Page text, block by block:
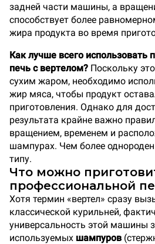
задней части машины, а
способствует более
жира продукта во время
Как лучше всего использовать
печь с вертелом? Поскольку
сухим жаром, необходимо
жир мяса, чтобы продукт
приготовления. Однако для
результата крайне важно
вращением, временем и
шампурах. Чем более
типу.
Что можно
профессиональной
Хотя термин «вертел» сразу
классической курильней,
универсальность этой машины
используемых шампуров